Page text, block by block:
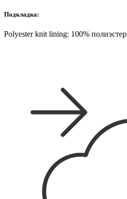
Подкладка:
Polyester knit lining: 100% полиэстер